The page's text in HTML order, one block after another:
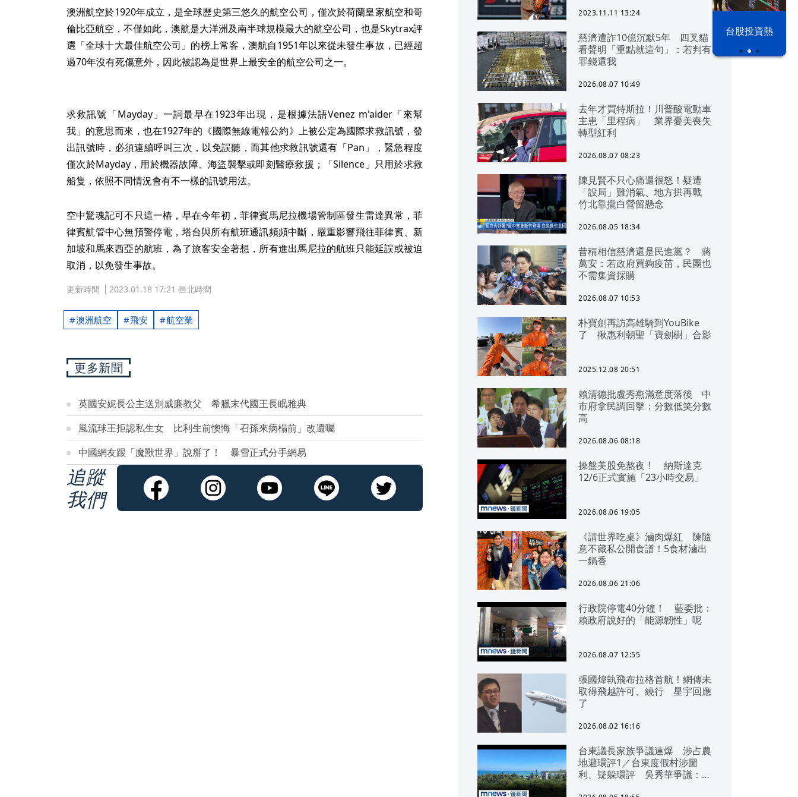
漢光42演習 台股投資熱
澳洲航空於1920年成立，是全球歷史第三悠久的航空公司，僅次於荷蘭皇家航空和哥
倫比亞航空，不僅如此，澳航是大洋洲及南半球規模最大的航空公司，也是Skytrax評
選「全球十大最佳航空公司」的榜上常客，澳航自1951年以來從未發生事故，已經超
過70年沒有死傷意外，因此被認為是世界上最安全的航空公司之一。
求救訊號「Mayday」一詞最早在1923年出現，是根據法語Venez m'aider「來幫
我」的意思而來，也在1927年的《國際無線電報公約》上被公定為國際求救訊號，發
出訊號時，必須連續呼叫三次，以免誤聽，而其他求救訊號還有「Pan」，緊急程度
僅次於Mayday，用於機器故障、海盜襲擊或即刻醫療救援；「Silence」只用於求救
船隻，依照不同情況會有不一樣的訊號用法。
空中驚魂記可不只這一樁，早在今年初，菲律賓馬尼拉機場管制區發生雷達異常，菲
律賓航管中心無預警停電，塔台與所有航班通訊頻頻中斷，嚴重影響飛往菲律賓、新
加坡和馬來西亞的航班，為了旅客安全著想，所有進出馬尼拉的航班只能延誤或被迫
取消，以免發生事故。
更新時間 2023.01.18 17:21 臺北時間
澳洲航空 飛安 航空業
更多新聞
英國安妮長公主送別威廉教父 希臘末代國王長眠雅典
風流球王拒認私生女 比利生前懊悔「召孫來病榻前」改遺囑
中國網友跟「魔獸世界」說掰了！ 暴雪正式分手網易
追蹤
我們
2023.11.11 13:24
慈濟遭詐10億沉默5年 四叉貓
看聲明「重點就這句」：若判有
罪錢還我
2026.08.07 10:49
去年才買特斯拉！川普酸電動車
主患「里程病」 業界憂美喪失
轉型紅利
2026.08.07 08:23
陳見賢不只心痛還很怒！疑遭
「設局」難消氣、地方拱再戰
竹北靠攏白營留懸念
2026.08.05 18:34
昔稱相信慈濟還是民進黨？ 蔣
萬安：若政府買夠疫苗，民團也
不需集資採購
2026.08.07 10:53
朴寶劍再訪高雄騎到YouBike
了 揪惠利朝聖「寶劍樹」合影
2025.12.08 20:51
賴清德批盧秀燕滿意度落後 中
市府拿民調回擊：分數低笑分數
高
2026.08.06 08:18
操盤美股免熬夜！ 納斯達克
12/6正式實施「23小時交易」
2026.08.06 19:05
《請世界吃桌》滷肉爆紅 陳隨
意不藏私公開食譜！5食材滷出
一鍋香
2026.08.06 21:06
行政院停電40分鐘！ 藍委批：
賴政府說好的「能源韌性」呢
2026.08.07 12:55
張國煒執飛布拉格首航！網傳未
取得飛越許可、繞行 星宇回應
了
2026.08.02 16:16
台東議長家族爭議連爆 涉占農
地避環評1／台東度假村涉圖
利、疑躲環評 吳秀華爭議：概